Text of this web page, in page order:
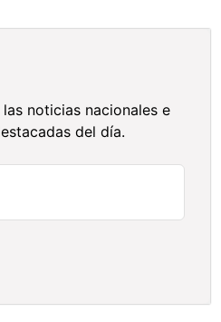
noticias nacionales e
del día.